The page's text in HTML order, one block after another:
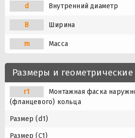
d Внутренний диаметр
B Ширина
m Масса
Размеры и
r1
Монтажная фаска
(фланцевого) кольца
Размер (d1)
Размер (C1)